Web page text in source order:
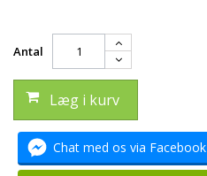
Antal
Læg i kurv
Chat med os via Facebook